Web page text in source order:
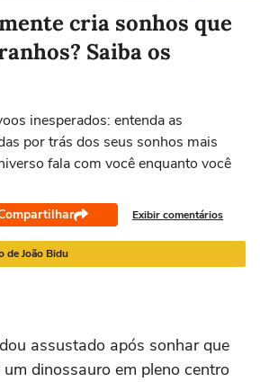
ver as notícias
a 20/05 21/05 a 20/06
cria sonhos que
Saiba os
inesperados: entenda as
por trás dos seus sonhos mais
fala com você enquanto você
Exibir comentários
de João Bidu
assustado após sonhar que
dinossauro em pleno centro